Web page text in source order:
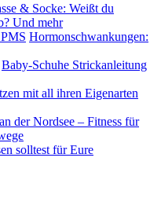
& Socke: Weißt du
Und mehr
Hormonschwankungen:
Baby-Schuhe Strickanleitung
mit all ihren Eigenarten
der Nordsee – Fitness für
solltest für Eure